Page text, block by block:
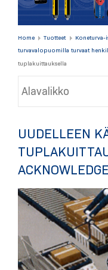
Saat lisätietoja
napsauttamalla
tästä.
Home Tuotteet Koneturva-
turvavalopuomilla turvaat
tuplakuittauksella
Alavalikko
UUDELLEEN